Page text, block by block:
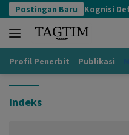
Langsung
ke
konten
Postingan Baru Kognisi
Profil Penerbit Publikasi
Indeks